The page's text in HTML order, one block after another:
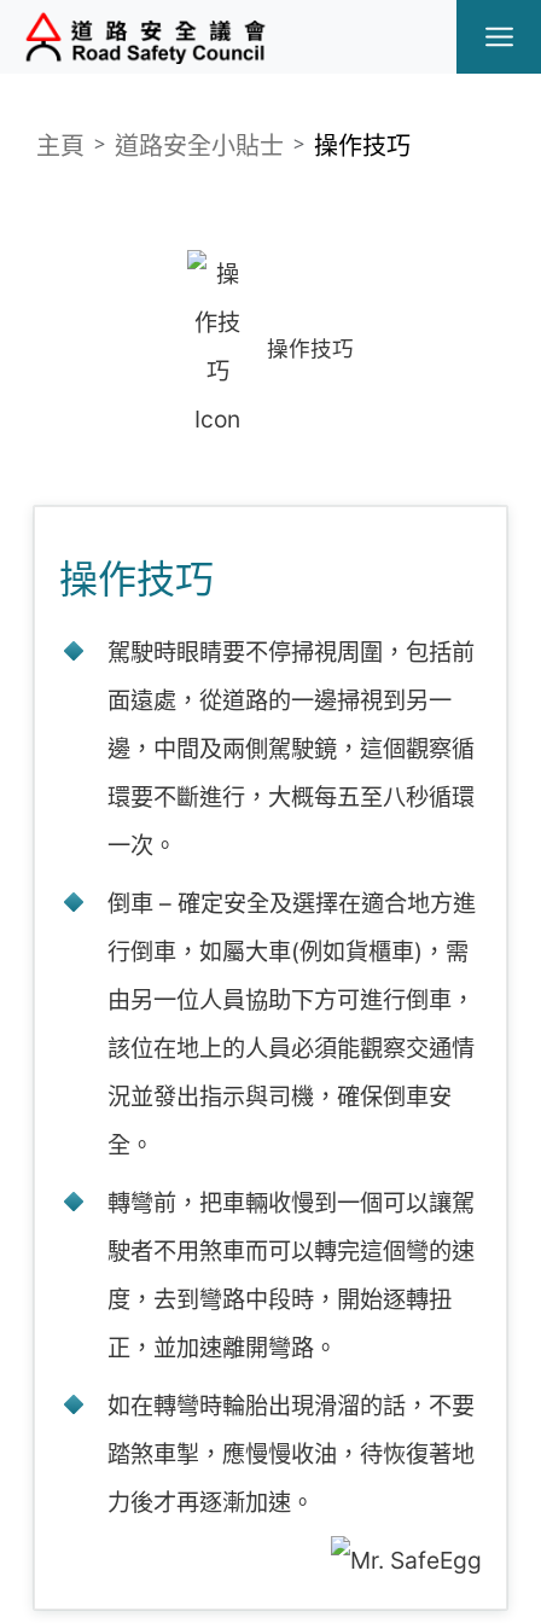
主頁 道路安全小貼士 操作技巧
操作技巧
操作技巧
駕駛時眼睛要不停掃視周圍，包括前
面遠處，從道路的一邊掃視到另一
邊，中間及兩側駕駛鏡，這個觀察循
環要不斷進行，大概每五至八秒循環
一次。
倒車 – 確定安全及選擇在適合地方進
行倒車，如屬大車(例如貨櫃車)，需
由另一位人員協助下方可進行倒車，
該位在地上的人員必須能觀察交通情
況並發出指示與司機，確保倒車安
全。
轉彎前，把車輛收慢到一個可以讓駕
駛者不用煞車而可以轉完這個彎的速
度，去到彎路中段時，開始逐轉扭
正，並加速離開彎路。
如在轉彎時輪胎出現滑溜的話，不要
踏煞車掣，應慢慢收油，待恢復著地
力後才再逐漸加速。